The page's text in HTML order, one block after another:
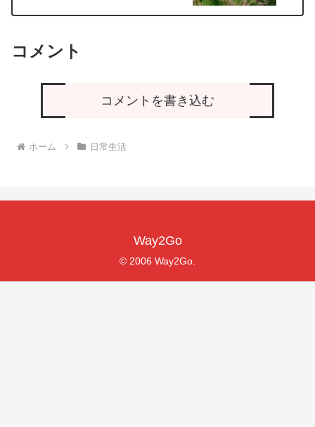
コメント
コメントを書き込む
ホーム 日常生活
Way2Go
© 2006 Way2Go.